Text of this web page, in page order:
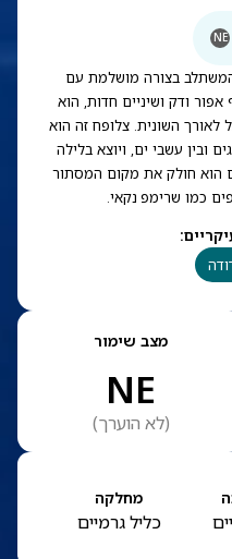
NE
בצורה מושלמת עם
ודק ושיניים חדות, הוא
לאורך השונית. צלופח זה הוא
ובין עשבי ים, ויוצא בלילה
הוא חולק את מקום המסתור
כמו שרימפ נקאי.
:
מצב שימור
NE
(לא הוערך)
מחלקה
כליל גרמיים